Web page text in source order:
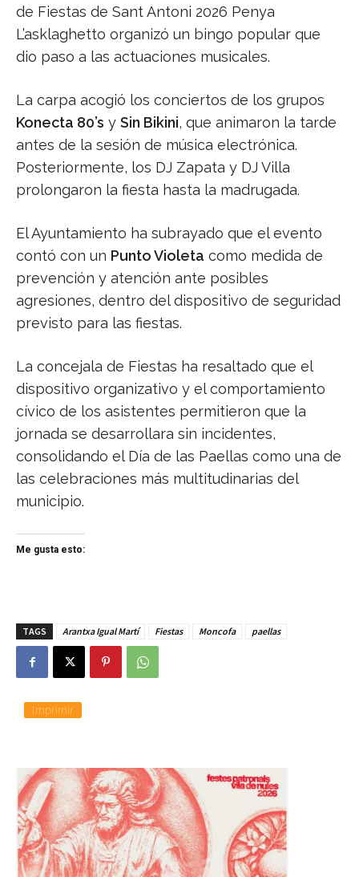
de Fiestas de Sant Antoni 2026 Penya
L’asklaghetto organizó un bingo popular que
dio paso a las actuaciones musicales.
La carpa acogió los conciertos de los grupos
Konecta 80’s y Sin Bikini, que animaron la tarde
antes de la sesión de música electrónica.
Posteriormente, los DJ Zapata y DJ Villa
prolongaron la fiesta hasta la madrugada.
El Ayuntamiento ha subrayado que el evento
contó con un Punto Violeta como medida de
prevención y atención ante posibles
agresiones, dentro del dispositivo de seguridad
previsto para las fiestas.
La concejala de Fiestas ha resaltado que el
dispositivo organizativo y el comportamiento
cívico de los asistentes permitieron que la
jornada se desarrollara sin incidentes,
consolidando el Día de las Paellas como una de
las celebraciones más multitudinarias del
municipio.
Me gusta esto:
TAGS Arantxa Igual Martí Fiestas Moncofa paellas
Imprimir